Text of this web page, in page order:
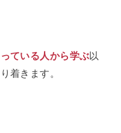
ている人から学ぶ以
着きます。